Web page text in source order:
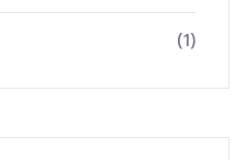
(1)